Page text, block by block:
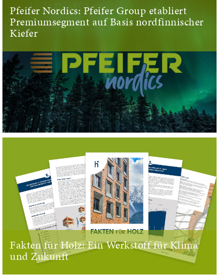
Pfeifer Nordics: Pfeifer Group etabliert
Premiumsegment auf Basis nordfinnischer
Kiefer
Fakten für Holz: Ein Werkstoff für Klima
und Zukunft